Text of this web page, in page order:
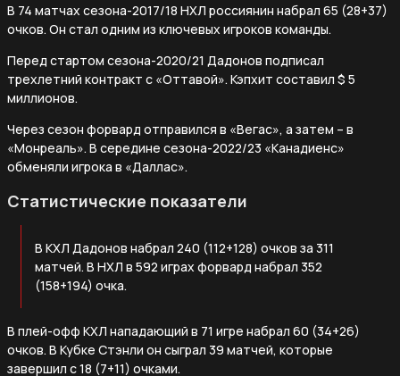
В 74 матчах сезона-2017/18 НХЛ россиянин набрал 65 (28+37)
очков. Он стал одним из ключевых игроков команды.
Перед стартом сезона-2020/21 Дадонов подписал
трехлетний контракт с «Оттавой». Кэпхит составил $ 5
миллионов.
Через сезон форвард отправился в «Вегас», а затем – в
«Монреаль». В середине сезона-2022/23 «Канадиенс»
обменяли игрока в «Даллас».
Статистические показатели
В КХЛ Дадонов набрал 240 (112+128) очков за 311
матчей. В НХЛ в 592 играх форвард набрал 352
(158+194) очка.
В плей-офф КХЛ нападающий в 71 игре набрал 60 (34+26)
очков. В Кубке Стэнли он сыграл 39 матчей, которые
завершил с 18 (7+11) очками.